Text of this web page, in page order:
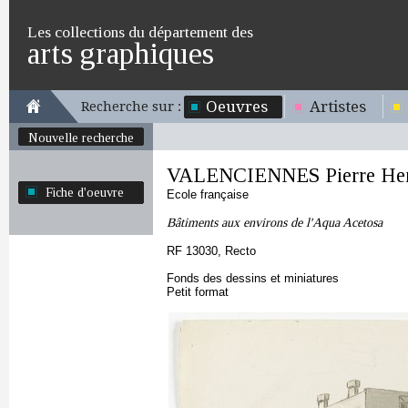
Les collections du département des
arts graphiques
Recherche sur : Oeuvres Artistes
Nouvelle recherche
Fiche d'oeuvre
VALENCIENNES Pierre
Ecole française
Bâtiments aux environs de l'Aqua Acetosa
RF 13030, Recto
Fonds des dessins et miniatures
Petit format